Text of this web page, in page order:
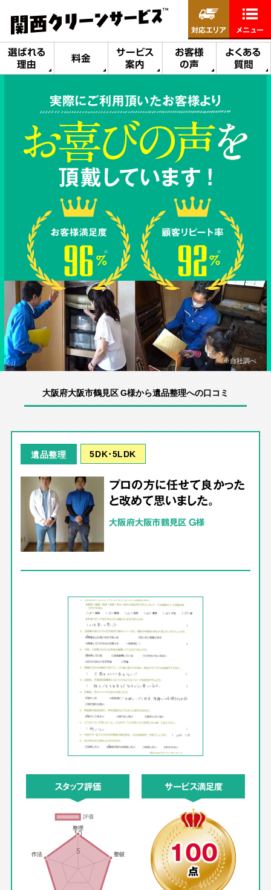
選ばれる
理由
料金
サービス
案内
お客様
の声
よくある
質問
対応エリア メニュー
実際にご利用頂いたお客様より
※自社調べ
大阪府大阪市鶴見区 G様から遺品整理への口コミ
遺品整理 5DK･5LDK
プロの方に任せて良かった
と改めて思いました。
大阪府大阪市鶴見区 G様
スタッフ評価 サービス満足度
100
点